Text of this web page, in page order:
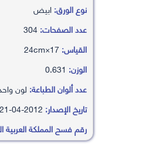
نوع الورق:ابيض
عدد الصفحات:
القياس:
الوزن:
عدد ألوان الطباعة: لون
تاريخ الإصدار:
رقم فسح المملكة العربية